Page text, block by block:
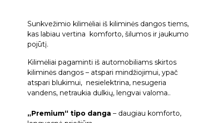
Sunkvežimio kilimėliai iš kiliminės dangos tiems,
kas labiau vertina komforto, šilumos ir jaukumo
pojūtį.
Kilimėliai pagaminti iš automobiliams skirtos
kiliminės dangos – atspari mindžiojimui, ypač
atspari blukimui, nesielektrina, nesugeria
vandens, netraukia dulkių, lengvai valoma..
„Premium“ tipo danga – daugiau komforto,